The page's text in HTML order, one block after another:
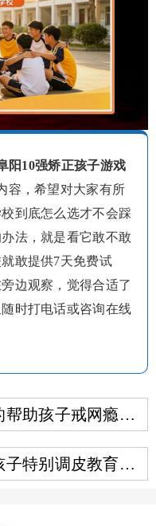
阳10强矫正孩子游戏
容，希望对大家有所
到底怎么选才不会踩
法，就是看它敢不敢
敢提供7天免费试
边观察，觉得合适了
时打电话或咨询在线
帮助孩子戒网瘾学
特别调皮教育学